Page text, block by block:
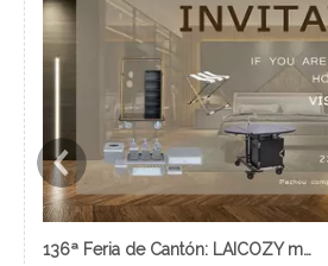
136ª Feria de Cantón: LAICOZY muestra el futuro de los muebles de hotel y los artículos de buffet